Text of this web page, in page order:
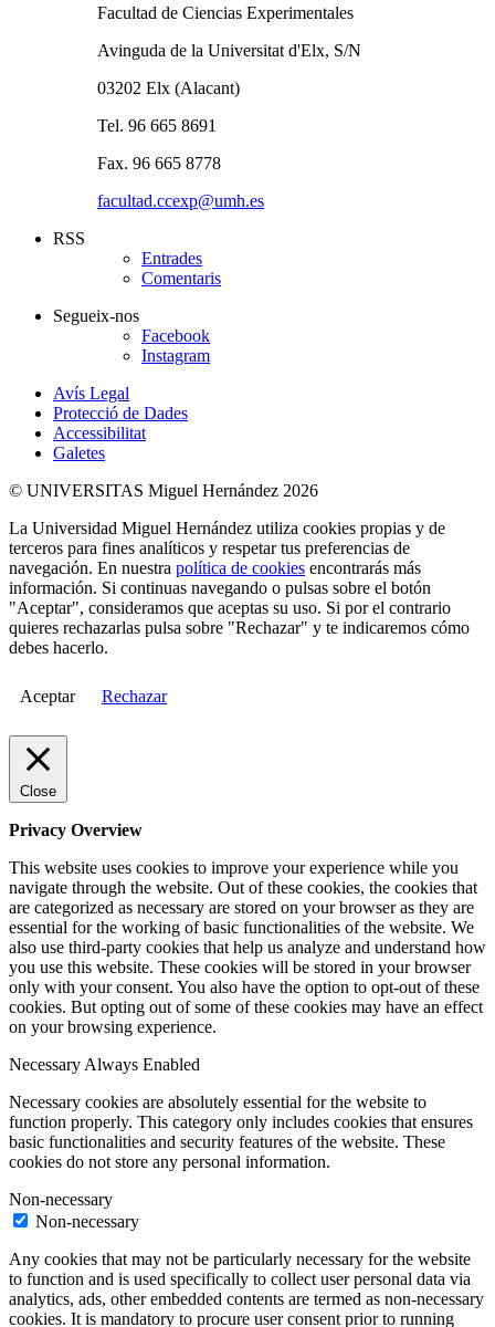
Facultad de Ciencias Experimentales
Avinguda de la Universitat d'Elx, S/N
03202 Elx (Alacant)
Tel. 96 665 8691
Fax. 96 665 8778
facultad.ccexp@umh.es
RSS
Entrades
Comentaris
Segueix-nos
Facebook
Instagram
Avís Legal
Protecció de Dades
Accessibilitat
Galetes
© UNIVERSITAS Miguel Hernández 2026
La Universidad Miguel Hernández utiliza cookies propias y de
terceros para fines analíticos y respetar tus preferencias de
navegación. En nuestra política de cookies encontrarás más
información. Si continuas navegando o pulsas sobre el botón
"Aceptar", consideramos que aceptas su uso. Si por el contrario
quieres rechazarlas pulsa sobre "Rechazar" y te indicaremos cómo
debes hacerlo.
Aceptar Rechazar
Close
Privacy Overview
This website uses cookies to improve your experience while you
navigate through the website. Out of these cookies, the cookies that
are categorized as necessary are stored on your browser as they are
essential for the working of basic functionalities of the website. We
also use third-party cookies that help us analyze and understand how
you use this website. These cookies will be stored in your browser
only with your consent. You also have the option to opt-out of these
cookies. But opting out of some of these cookies may have an effect
on your browsing experience.
NecessaryAlways Enabled
Necessary cookies are absolutely essential for the website to
function properly. This category only includes cookies that ensures
basic functionalities and security features of the website. These
cookies do not store any personal information.
Non-necessary
Non-necessary
Any cookies that may not be particularly necessary for the website
to function and is used specifically to collect user personal data via
analytics, ads, other embedded contents are termed as non-necessary
cookies. It is mandatory to procure user consent prior to running